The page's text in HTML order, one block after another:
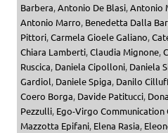
Barbera,Antonio De Blasi,Antonio
Antonio Marro, Benedetta Dalla
Pittori,Carmela Gioele Galiano,
Chiara Lamberti,Claudia Mignone,
Ruscica, Daniela Cipolloni, Daniela
Gardiol, Daniele Spiga, Danilo
Coero Borga, Davide Patitucci,
Pezzulli, Ego-Virgo Communication
Mazzotta Epifani, Elena Rasia,